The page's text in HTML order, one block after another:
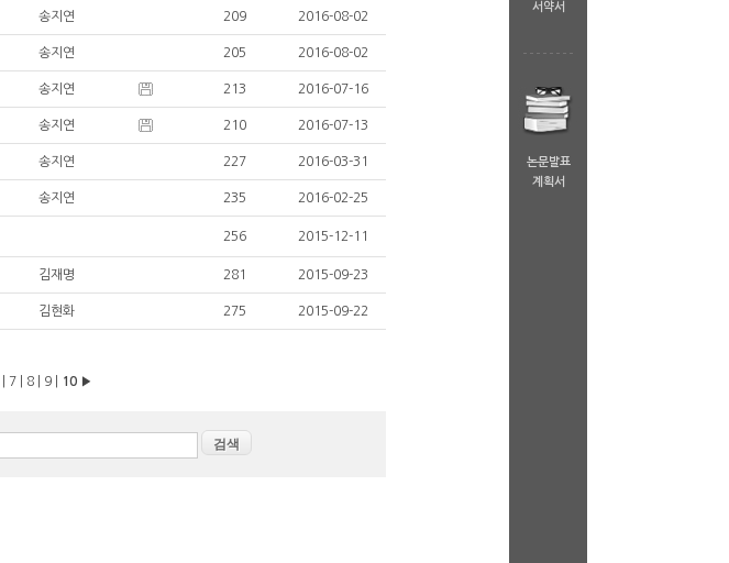
서약서
논문발표
계획서
송지연 209 2016-08-02
송지연 205 2016-08-02
송지연 213 2016-07-16
송지연 210 2016-07-13
송지연 227 2016-03-31
송지연 235 2016-02-25
256 2015-12-11
김재명 281 2015-09-23
김현화 275 2015-09-22
7 8 9 10 ▶